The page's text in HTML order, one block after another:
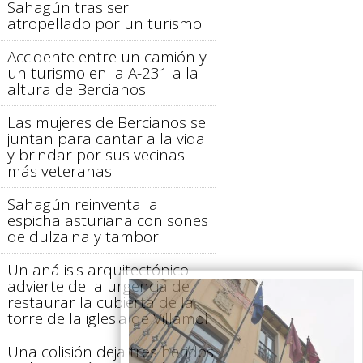
Sahagún tras ser
atropellado por un turismo
Accidente entre un camión y
un turismo en la A-231 a la
altura de Bercianos
Las mujeres de Bercianos se
juntan para cantar a la vida
y brindar por sus vecinas
más veteranas
Sahagún reinventa la
espicha asturiana con sones
de dulzaina y tambor
Un análisis arquitectónico
advierte de la urgencia de
restaurar la cubierta de la
torre de la iglesia de Villamol
Una colisión deja tres heridos